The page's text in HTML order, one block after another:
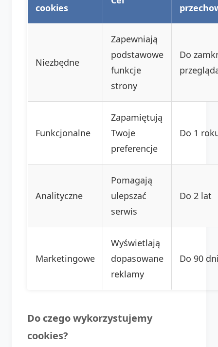
cookies
Niezbędne
Zapewniają
podstawowe
funkcje
strony
Do
Funkcjonalne
Zapamiętują
Twoje
preferencje
Do 1
Analityczne
Pomagają
ulepszać
serwis
Do 2 lat
Marketingowe
Wyświetlają
dopasowane
reklamy
Do 90
Do czego wykorzystujemy
cookies?